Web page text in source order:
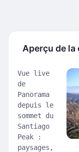
Aperçu de la
Vue live
de
Panorama
depuis le
sommet du
Santiago
Peak :
paysages,